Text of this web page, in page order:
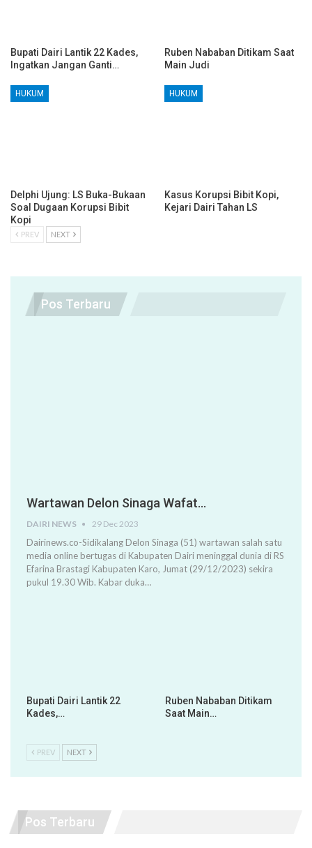
Bupati Dairi Lantik 22 Kades,
Ingatkan Jangan Ganti…
Ruben Nababan Ditikam Saat
Main Judi
HUKUM
Delphi Ujung: LS Buka-Bukaan
Soal Dugaan Korupsi Bibit
Kopi
HUKUM
Kasus Korupsi Bibit Kopi,
Kejari Dairi Tahan LS
PREV NEXT
Pos Terbaru
Wartawan Delon Sinaga Wafat…
DAIRI NEWS 29 Dec 2023
Dairinews.co-Sidikalang Delon Sinaga (51) wartawan salah satu
media online bertugas di Kabupaten Dairi meninggal dunia di RS
Efarina Brastagi Kabupaten Karo, Jumat (29/12/2023) sekira
pukul 19.30 Wib. Kabar duka…
Bupati Dairi Lantik 22
Kades,…
Ruben Nababan Ditikam
Saat Main…
PREV NEXT
Pos Terbaru